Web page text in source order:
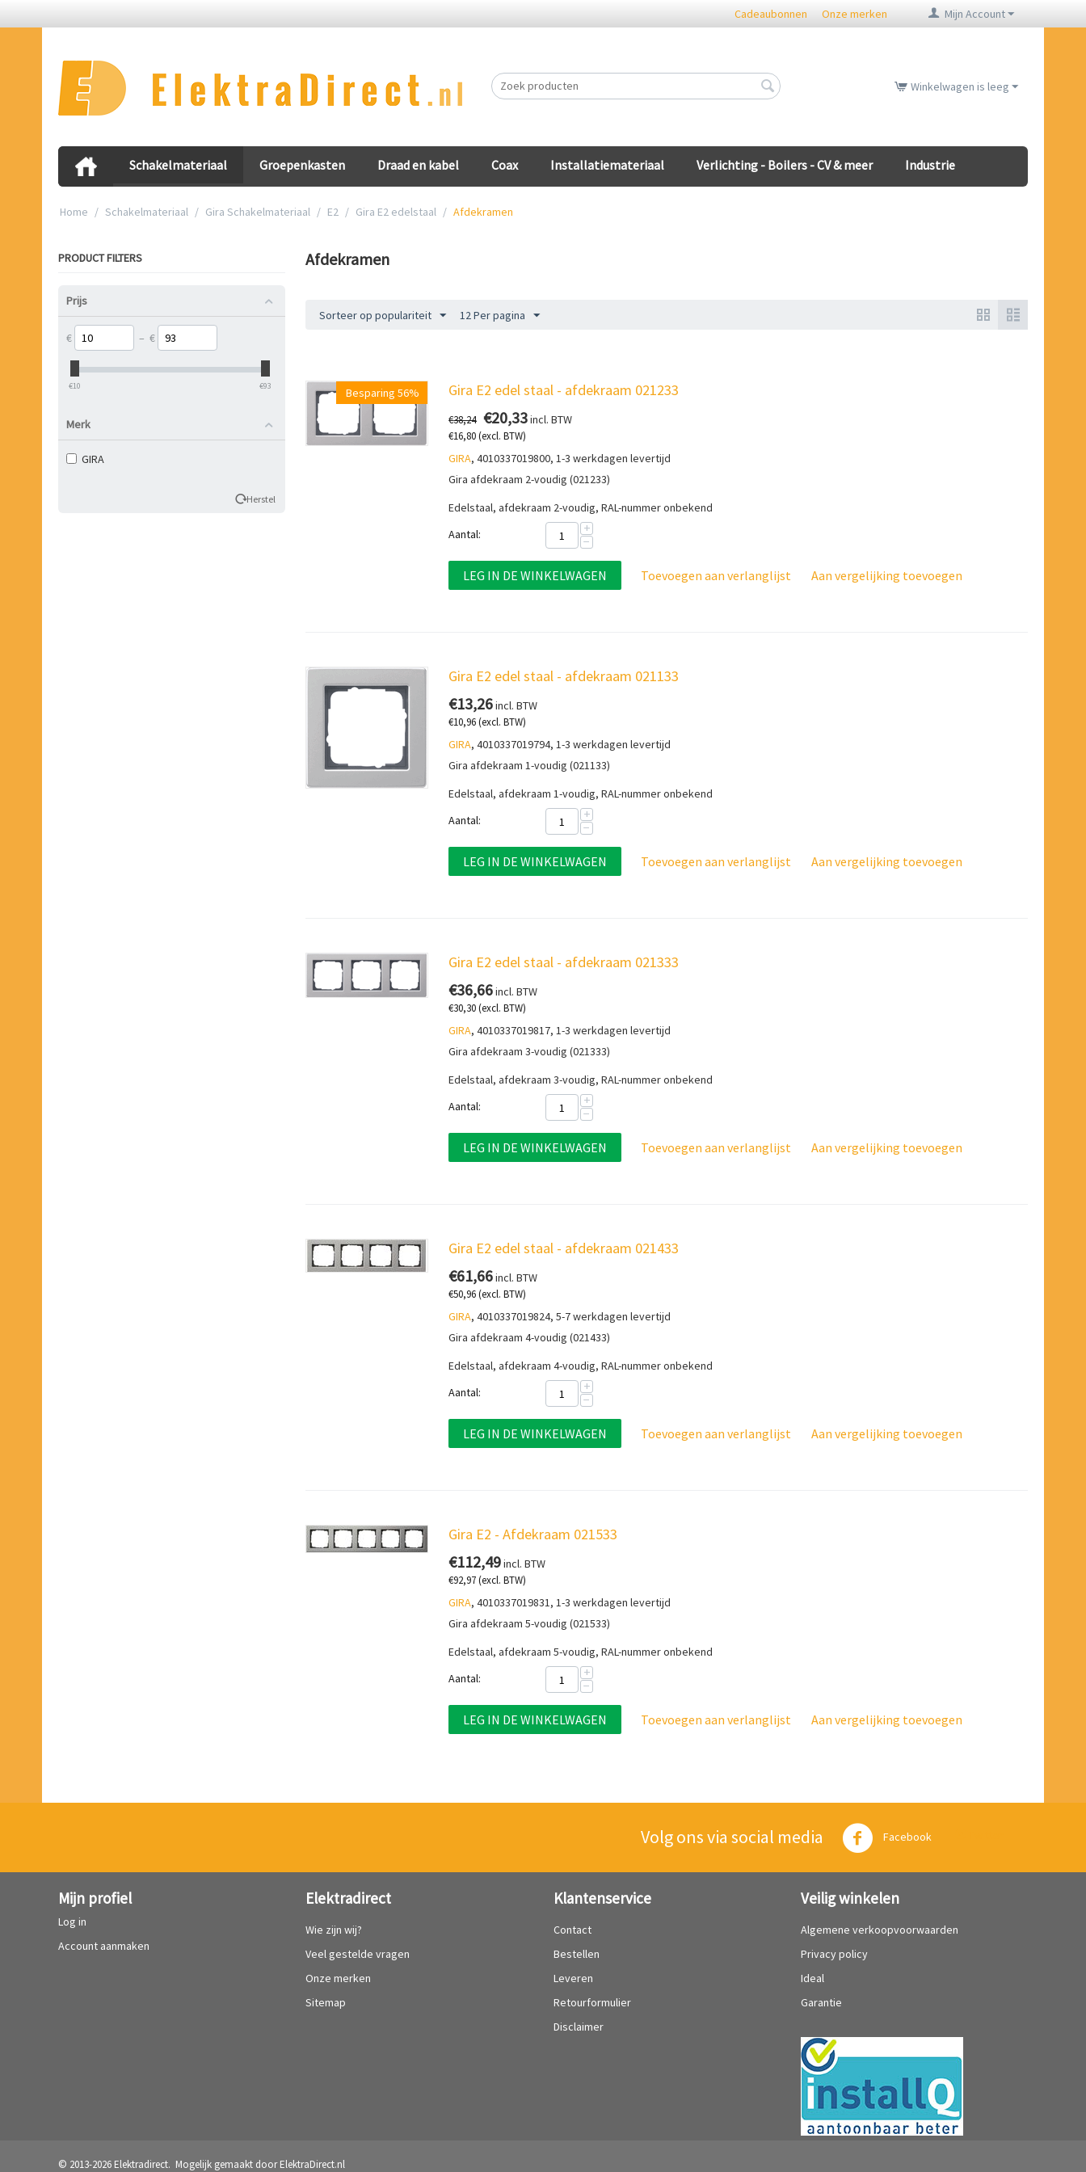
Mijn Account
Cadeaubonnen Onze merken
Winkelwagen is leeg
Schakelmateriaal Groepenkasten Draad en kabel Coax Installatiemateriaal Verlichting - Boilers - CV & meer Industrie
Home / Schakelmateriaal / Gira Schakelmateriaal / E2 / Gira E2 edelstaal / Afdekramen
PRODUCT FILTERS
Prijs
€ – €
‎€10 ‎€93
Merk
GIRA
Herstel
Afdekramen
Sorteer op populariteit 12 Per pagina
Besparing 56% Gira E2 edel staal - afdekraam 021233
€38,24 €20,33incl. BTW
€16,80(excl. BTW)
GIRA, 4010337019800, 1-3 werkdagen levertijd
Gira afdekraam 2-voudig (021233)
Edelstaal, afdekraam 2-voudig, RAL-nummer onbekend
Aantal:
+
−
LEG IN DE WINKELWAGEN Toevoegen aan verlanglijst Aan vergelijking toevoegen
Gira E2 edel staal - afdekraam 021133
€13,26incl. BTW
€10,96(excl. BTW)
GIRA, 4010337019794, 1-3 werkdagen levertijd
Gira afdekraam 1-voudig (021133)
Edelstaal, afdekraam 1-voudig, RAL-nummer onbekend
Aantal:
+
−
LEG IN DE WINKELWAGEN Toevoegen aan verlanglijst Aan vergelijking toevoegen
Gira E2 edel staal - afdekraam 021333
€36,66incl. BTW
€30,30(excl. BTW)
GIRA, 4010337019817, 1-3 werkdagen levertijd
Gira afdekraam 3-voudig (021333)
Edelstaal, afdekraam 3-voudig, RAL-nummer onbekend
Aantal:
+
−
LEG IN DE WINKELWAGEN Toevoegen aan verlanglijst Aan vergelijking toevoegen
Gira E2 edel staal - afdekraam 021433
€61,66incl. BTW
€50,96(excl. BTW)
GIRA, 4010337019824, 5-7 werkdagen levertijd
Gira afdekraam 4-voudig (021433)
Edelstaal, afdekraam 4-voudig, RAL-nummer onbekend
Aantal:
+
−
LEG IN DE WINKELWAGEN Toevoegen aan verlanglijst Aan vergelijking toevoegen
Gira E2 - Afdekraam 021533
€112,49incl. BTW
€92,97(excl. BTW)
GIRA, 4010337019831, 1-3 werkdagen levertijd
Gira afdekraam 5-voudig (021533)
Edelstaal, afdekraam 5-voudig, RAL-nummer onbekend
Aantal:
+
−
LEG IN DE WINKELWAGEN Toevoegen aan verlanglijst Aan vergelijking toevoegen
Volg ons via social media Facebook
Mijn profiel
Log in
Account aanmaken
Elektradirect
Wie zijn wij?
Veel gestelde vragen
Onze merken
Sitemap
Klantenservice
Contact
Bestellen
Leveren
Retourformulier
Disclaimer
Veilig winkelen
Algemene verkoopvoorwaarden
Privacy policy
Ideal
Garantie
© 2013-2026 Elektradirect. Mogelijk gemaakt doorElektraDirect.nl